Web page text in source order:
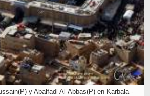
y Abalfadl Al-Abbas(P) en Karbala -